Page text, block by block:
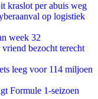
kraslot per abuis weg
op logistiek
week 32
bezocht terecht
leeg voor 114 miljoen
Formule 1-seizoen